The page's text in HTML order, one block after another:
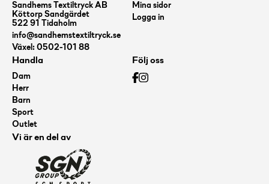
Sandhems Textiltryck AB
Köttorp Sandgärdet
522 91 Tidaholm
info@sandhemstextiltryck.se
Växel: 0502-101 88
Mina sidor
Logga in
Handla
Dam
Herr
Barn
Sport
Outlet
Följ oss
Vi är en del av